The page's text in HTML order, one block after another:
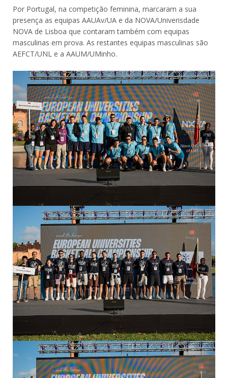
Por Portugal, na competição feminina, marcaram a sua
presença as equipas AAUAv/UA e da NOVA/Univerisdade
NOVA de Lisboa que contaram também com equipas
masculinas em prova. As restantes equipas masculinas são
AEFCT/UNL e a AAUM/UMinho.